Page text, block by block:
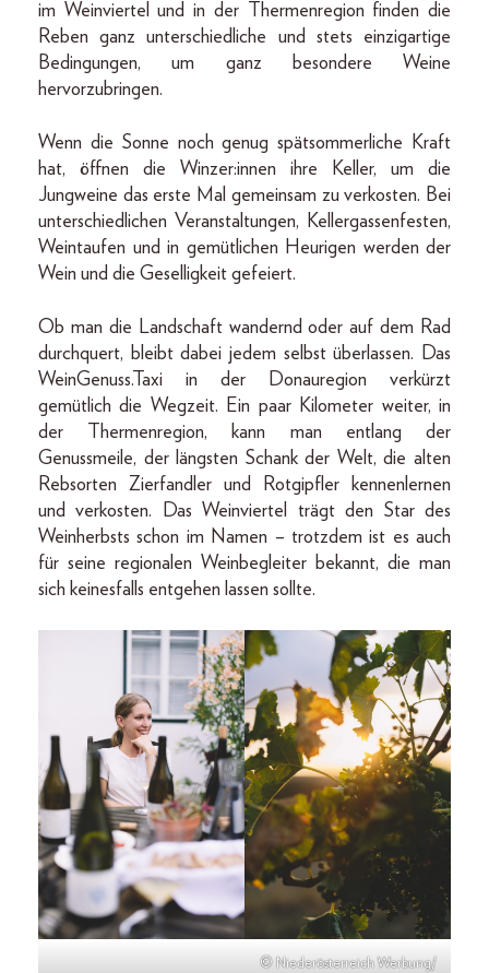
im Weinviertel und in der Thermenregion finden die
Reben ganz unterschiedliche und stets einzigartige
Bedingungen, um ganz besondere Weine
hervorzubringen.
Wenn die Sonne noch genug spätsommerliche Kraft
hat, öffnen die Winzer:innen ihre Keller, um die
Jungweine das erste Mal gemeinsam zu verkosten. Bei
unterschiedlichen Veranstaltungen, Kellergassenfesten,
Weintaufen und in gemütlichen Heurigen werden der
Wein und die Geselligkeit gefeiert.
Ob man die Landschaft wandernd oder auf dem Rad
durchquert, bleibt dabei jedem selbst überlassen. Das
WeinGenuss.Taxi in der Donauregion verkürzt
gemütlich die Wegzeit. Ein paar Kilometer weiter, in
der Thermenregion, kann man entlang der
Genussmeile, der längsten Schank der Welt, die alten
Rebsorten Zierfandler und Rotgipfler kennenlernen
und verkosten. Das Weinviertel trägt den Star des
Weinherbsts schon im Namen – trotzdem ist es auch
für seine regionalen Weinbegleiter bekannt, die man
sich keinesfalls entgehen lassen sollte.
© Niederösterreich Werbung/